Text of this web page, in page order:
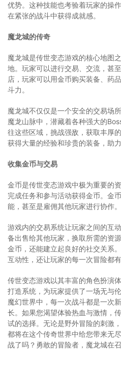
优势。这种技能也考验着玩家的操
在紧张的战斗中获得成就感。
魔龙城的传奇
魔龙城是传世变态游戏的核心地图
地。玩家可以进行交易、交流，甚
店，玩家可以用金币购买装备、药
斗力。
魔龙城不仅仅是一个安全的交易场
魔龙山脉中，潜藏着各种强大的
往这些区域，挑战强敌，获取丰厚
获得大量的经验和珍贵的装备，助力
收集金币与交易
金币是传世变态游戏中极为重要的
完成任务和参与活动获得金币。金
能，甚至是雇佣其他玩家进行协作。
游戏内的交易系统让玩家之间的互
备出售给其他玩家，换取所需的资
金币，还能建立起良好的社交关系
互动性，还让玩家的每一次冒险都
传世变态游戏以其丰富的角色扮演
打造系统，为玩家提供了一场无与
魔幻世界中，每一次战斗都是一次
长。如果您渴望体验热血与激情，
试的选择。无论是野外冒险的刺激
都将在这个传奇世界中给您带来无
战了吗？勇敢的冒险者，魔龙城在召